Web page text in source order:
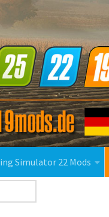
Simulator 22 Mods